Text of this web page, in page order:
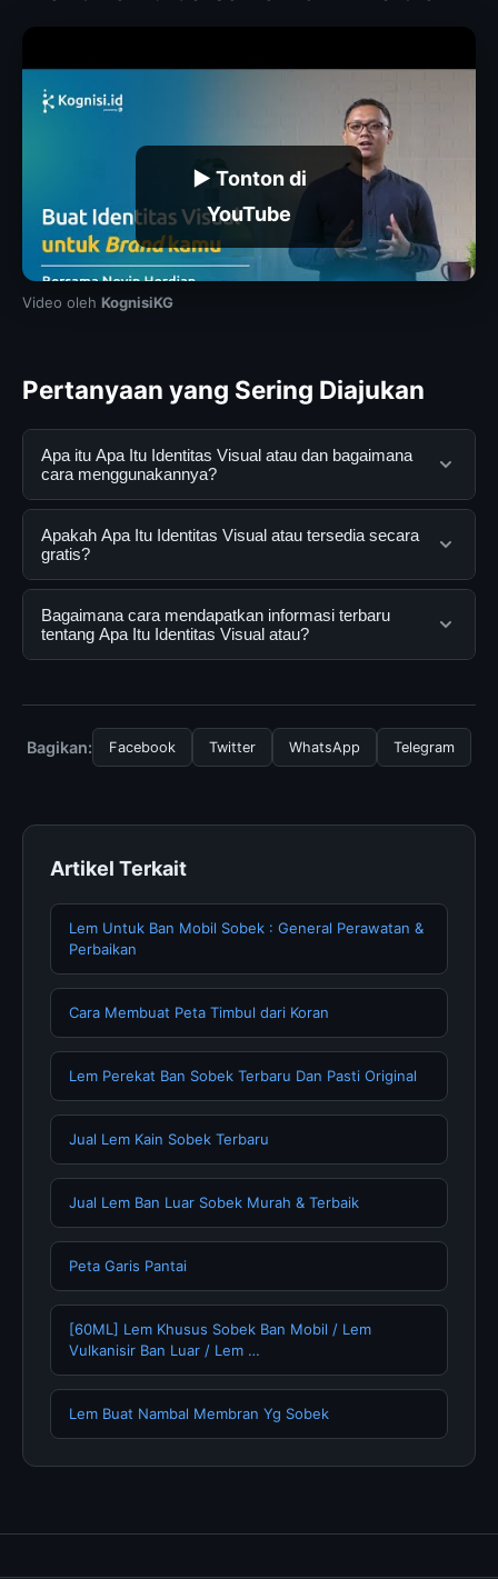
▶ Tonton di
YouTube
Video oleh KognisiKG
Pertanyaan yang Sering Diajukan
Apa itu Apa Itu Identitas Visual atau dan bagaimana
cara menggunakannya?
Apa Itu Identitas Visual atau adalah layanan digital yang
dirancang untuk membantu pengguna mendapatkan
informasi lengkap dan terpercaya. Anda dapat
menggunakannya dengan mengunjungi situs resmi dan
mengikuti panduan yang tersedia.
Apakah Apa Itu Identitas Visual atau tersedia secara
gratis?
Ya, Apa Itu Identitas Visual atau dapat diakses secara
gratis oleh semua pengguna. Tidak ada biaya
tersembunyi atau langganan yang diperlukan untuk
Bagaimana cara mendapatkan informasi terbaru
tentang Apa Itu Identitas Visual atau?
resmi kami secara berkala. Kami selalu memperbarui
konten dengan informasi terkini dan terpercaya.
Bagikan: Facebook Twitter WhatsApp Telegram
Artikel Terkait
Lem Untuk Ban Mobil Sobek : General Perawatan &
Perbaikan
Cara Membuat Peta Timbul dari Koran
Lem Perekat Ban Sobek Terbaru Dan Pasti Original
Jual Lem Kain Sobek Terbaru
Jual Lem Ban Luar Sobek Murah & Terbaik
Peta Garis Pantai
[60ML] Lem Khusus Sobek Ban Mobil / Lem
Vulkanisir Ban Luar / Lem …
Lem Buat Nambal Membran Yg Sobek